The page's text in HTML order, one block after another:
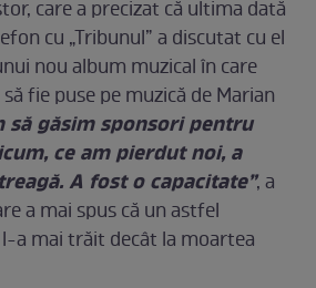
care a precizat că ultima dată
cu „Tribunul” a discutat cu el
nou album muzical în care
fie puse pe muzică de Marian
să găsim sponsori pentru
ce am pierdut noi, a
A fost o capacitate”, a
a mai spus că un astfel
a mai trăit decât la moartea